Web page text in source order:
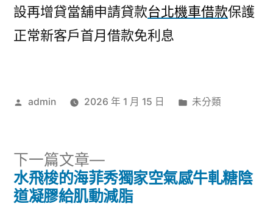
設再增貸當舖申請貸款台北機車借款保護
正常新客戶首月借款免利息
作
admin 2026 年 1 月 15 日
分
未分類
文
下一篇文章
下
一
篇
水飛梭的海菲秀獨家空氣感牛軋糖陰
道凝膠給肌動減脂